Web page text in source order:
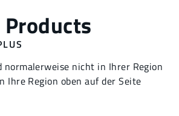
normalerweise nicht in Ihrer Region
Ihre Region oben auf der Seite